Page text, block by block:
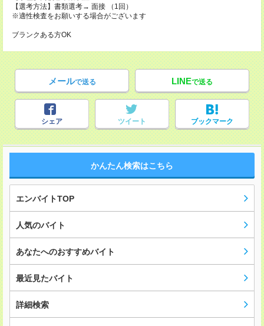
【選考方法】書類選考→ 面接 （1回）
※適性検査をお願いする場合がございます
ブランクある方OK
メールで送る LINEで送る
シェア ツイート ブックマーク
かんたん検索はこちら
エンバイトTOP
人気のバイト
あなたへのおすすめバイト
最近見たバイト
詳細検索